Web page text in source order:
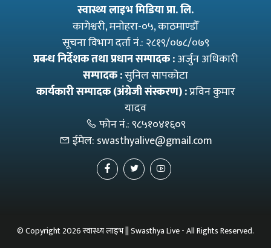
स्वास्थ्य लाइभ मिडिया प्रा. लि.
कागेश्वरी, मनाेहरा-०५, काठमाण्डौँ
सूचना विभाग दर्ता नं.: २८१९/०७८/०७९
प्रबन्ध निर्देशक तथा प्रधान सम्पादक :अर्जुन अधिकारी
सम्पादक :सुनिल सापकोटा
कार्यकारी सम्पादक (अंग्रेजी संस्करण) :प्रविन कुमार
यादव
फोन नं.:९८५१०४१६०९
ईमेल: swasthyalive@gmail.com
© Copyright 2026 स्वास्थ्य लाइभ || Swasthya Live - All Rights Reserved.